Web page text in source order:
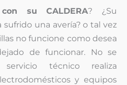
su CALDERA? ¿Su
sufrido una avería? o tal vez
no funcione como desea
de funcionar. No se
técnico realiza
y equipos